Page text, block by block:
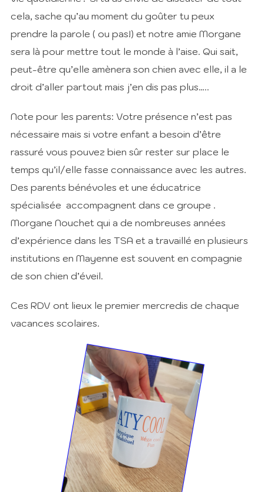
cela, sache qu’au moment du goûter tu peux
prendre la parole ( ou pas!) et notre amie Morgane
sera là pour mettre tout le monde à l’aise. Qui sait,
peut-être qu’elle amènera son chien avec elle, il a le
droit d’aller partout mais j’en dis pas plus…..
Note pour les parents: Votre présence n’est pas
nécessaire mais si votre enfant a besoin d’être
rassuré vous pouvez bien sûr rester sur place le
temps qu’il/elle fasse connaissance avec les autres.
Des parents bénévoles et une éducatrice
spécialisée accompagnent dans ce groupe .
Morgane Nouchet qui a de nombreuses années
d’expérience dans les TSA et a travaillé en plusieurs
institutions en Mayenne est souvent en compagnie
de son chien d’éveil.
Ces RDV ont lieux le premier mercredis de chaque
vacances scolaires.